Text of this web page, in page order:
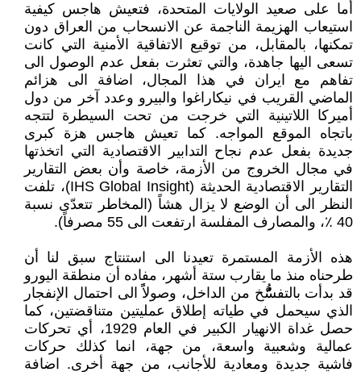
أما على صعيد الولايات المتحدة، فتعيش هاجس كيفية
استيعاب الهزيمة الناجمة عن الانسحاب من العراق دون
تمكنها، بالمقابل، من توقيع الاتفاقية الأمنية التي كانت
تسعى اليها جاهدة، والتي تعثرت بفعل عدم الوصول الى
تفاهم مع ايران في هذا المجال، اضافة الى هزائم
الماضي القريب في نيكاراغوا والبيرو وعدد آخر من دول
أميركا اللاتينية التي خرجت من تحت السيطرة لتتجه
باتجاه الموقع المواجه. كما تعيش هاجس هزة كبرى
جديدة بفعل عدم نجاح التدابير الاقتصادية التي اتخذتها
في مجال الخروج من الأزمة، خاصة وأن بعض التقارير
التقارير الاقتصادية الحديثة (IHS Global Insight)، تلفت
النظر الى أن الوضع لا يزال هشاً (المخاطر تتعدّى نسبة
40 ٪، والمصارف المفلسة ارتفعت الى 55 مصرفاً).
هذه الأزمة المستمرة تعيدنا الى استنتاج سبق لنا أن
طرحناه منذ ما يقارب ستة أشهر، مفاده أن منطقة اليورو
قد بدأت بالتفسُُُُُّّّّخ من الداخل، وصولاًً الى احتمال الإنفجار
الذي سيحمل في طياته إطلاق عمليتين متناقضتين، كما
حصل غداة الانهيار الكبير في العام 1929، أي تحركات
عمالية وشعبية واسعة، من جهة، انما كذلك حركات
فاشية جديدة ومعادية للأجانب، من جهة أخرى. اضافة